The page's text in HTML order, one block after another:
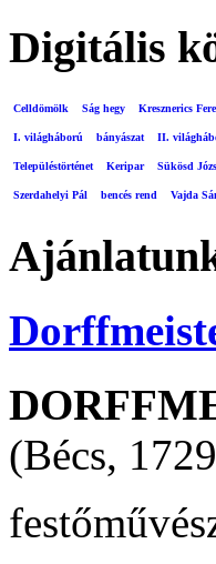
Digitális
Celldömölk Ság hegy Kresznerics
I. világháború bányászat II.
Településtörténet Keripar Sükösd
Szerdahelyi Pál bencés rend Vajda
(Bécs,